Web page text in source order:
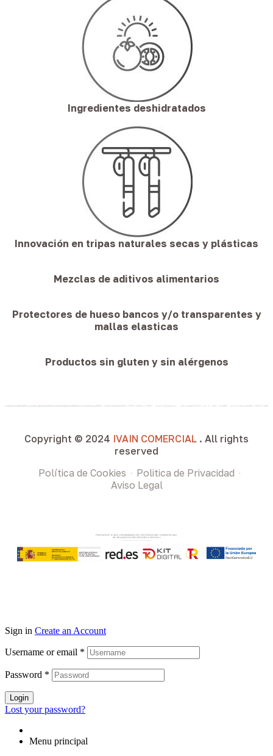
Ingredientes deshidratados
Innovación en tripas naturales secas y plásticas
Mezclas de aditivos alimentarios
Protectores de hueso bancos y/o transparentes y
mallas elasticas
Productos sin gluten y sin alérgenos
Copyright © 2024 IVAIN COMERCIAL . All rights
reserved
Política de Cookies
Politica de Privacidad
Aviso Legal
Sign in Create an Account
Username or email *
Password *
Login
Lost your password?
Menu principal